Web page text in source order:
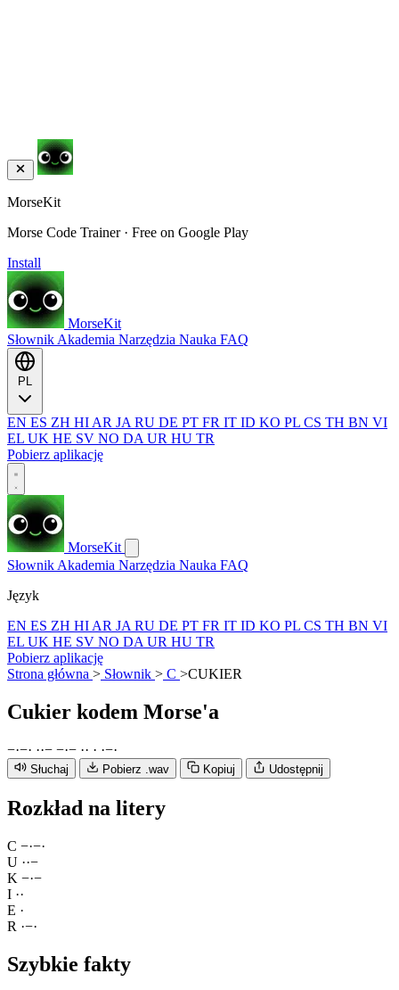
MorseKit
Morse Code Trainer · Free on Google Play
Install
MorseKit
Słownik Akademia Narzędzia Nauka FAQ
EN ES ZH HI AR JA RU DE PT FR IT ID KO PL CS TH BN VI
EL UK HE SV NO DA UR HU TR
Pobierz aplikację
MorseKit
Słownik Akademia Narzędzia Nauka FAQ
Język
EN ES ZH HI AR JA RU DE PT FR IT ID KO PL CS TH BN VI
EL UK HE SV NO DA UR HU TR
Pobierz aplikację
Strona główna > Słownik > C >CUKIER
Cukier kodem Morse'a
−·−· ··− −·− ·· · ·−·
Słuchaj Pobierz .wav Kopiuj Udostępnij
Rozkład na litery
C −·−·
U ··−
K −·−
I ··
E ·
R ·−·
Szybkie fakty